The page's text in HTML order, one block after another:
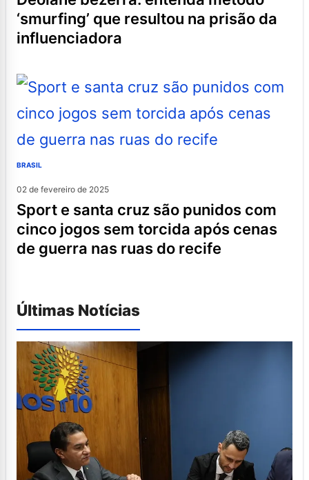
‘smurfing’ que resultou na prisão da
influenciadora
BRASIL
02 de fevereiro de 2025
sport e santa cruz são punidos com
cinco jogos sem torcida após cenas
de guerra nas ruas do recife
Últimas Notícias